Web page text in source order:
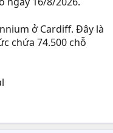
ở Cardiff. Đây là
chứa 74.500 chỗ